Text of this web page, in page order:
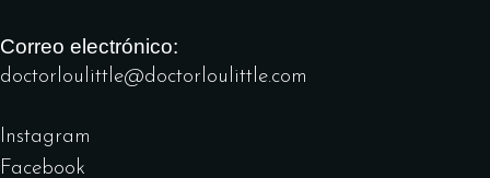
Correo electrónico:
doctorloulittle@doctorloulittle.com
Instagram
Facebook